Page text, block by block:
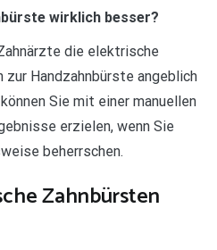
wirklich besser?
die elektrische
zur Handzahnbürste angeblich
Sie mit einer manuellen
erzielen, wenn Sie
beherrschen.
Zahnbürsten